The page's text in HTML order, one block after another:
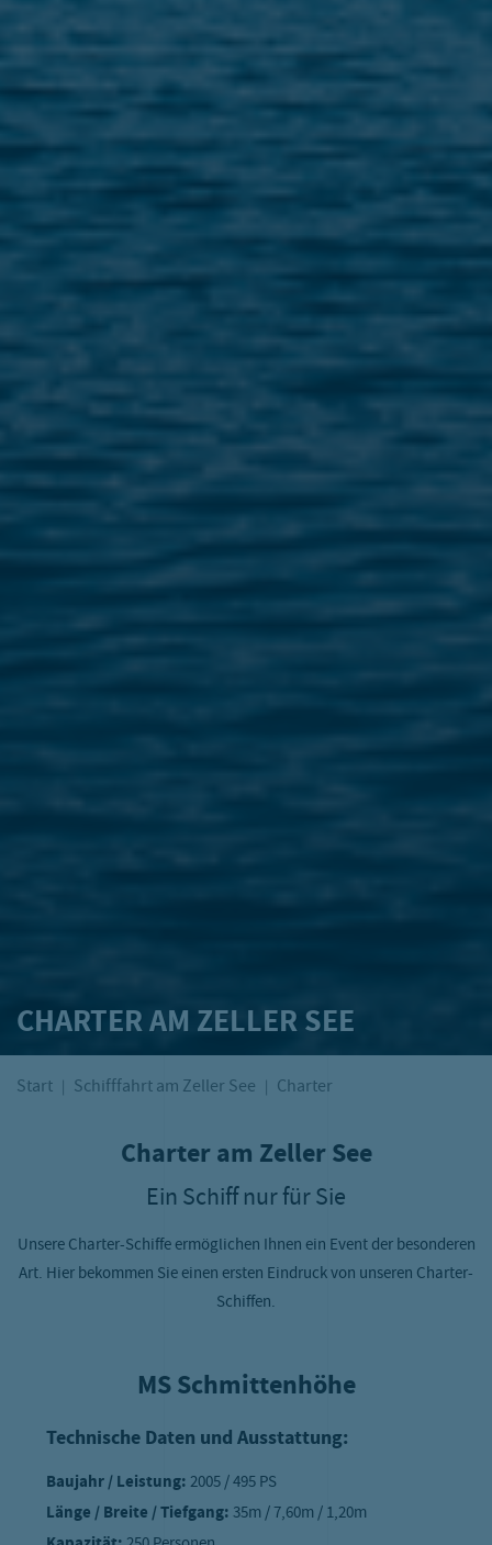
CHARTER AM ZELLER SEE
Start Schifffahrt am Zeller See Charter
Charter am Zeller See
Ein Schiff nur für Sie
Unsere Charter-Schiffe ermöglichen Ihnen ein Event der besonderen
Art. Hier bekommen Sie einen ersten Eindruck von unseren Charter-
Schiffen.
MS Schmittenhöhe
Technische Daten und Ausstattung:
Baujahr / Leistung: 2005 / 495 PS
Länge / Breite / Tiefgang: 35m / 7,60m / 1,20m